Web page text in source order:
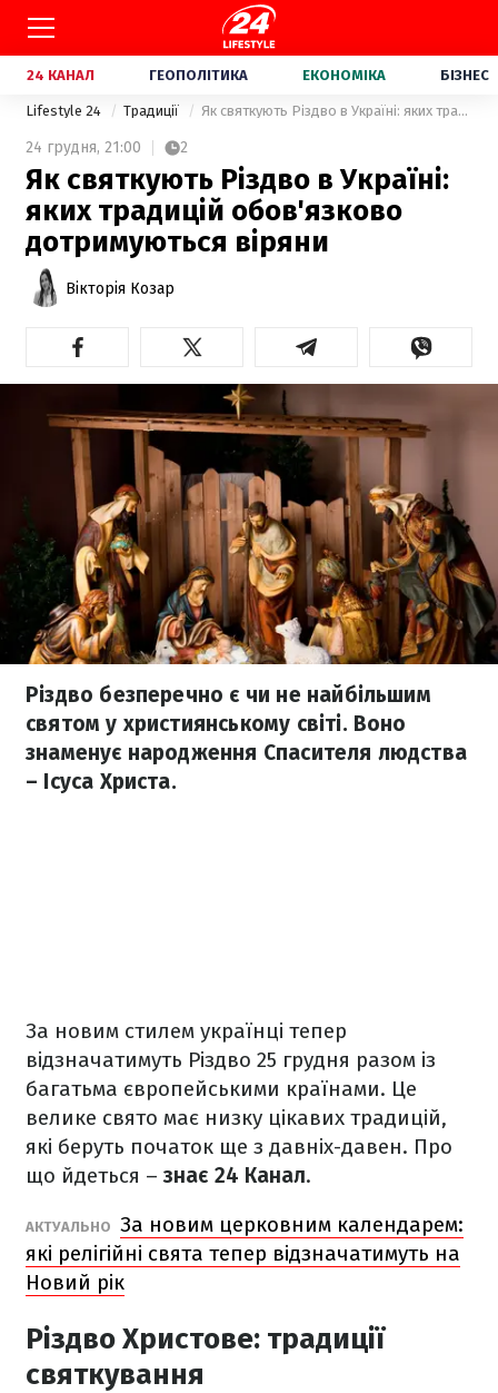
24 КАНАЛ ГЕОПОЛІТИКА ЕКОНОМІКА БІЗНЕС
Lifestyle 24 Традиції Як святкують Різдво в Україні: яких традицій обов'язково дотримуються віряни
24 грудня, 21:00 2
Як святкують Різдво в Україні:
яких традицій обов'язково
дотримуються віряни
Вікторія Козар
Різдво безперечно є чи не найбільшим
святом у християнському світі. Воно
знаменує народження Спасителя людства
– Ісуса Христа.
За новим стилем українці тепер
відзначатимуть Різдво 25 грудня разом із
багатьма європейськими країнами. Це
велике свято має низку цікавих традицій,
які беруть початок ще з давніх-давен. Про
що йдеться –знає 24 Канал.
АКТУАЛЬНО За новим церковним календарем:
які релігійні свята тепер відзначатимуть на
Новий рік
Різдво Христове: традиції
святкування